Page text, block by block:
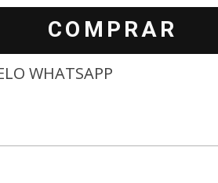
COMPRAR
WHATSAPP